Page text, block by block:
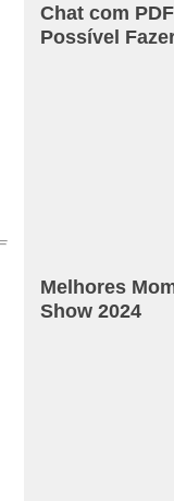
Chat com
Possível
Melhores
Show 2024